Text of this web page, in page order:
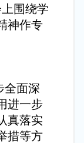
围绕学
神作专
面深
进一步
真落实
措等方